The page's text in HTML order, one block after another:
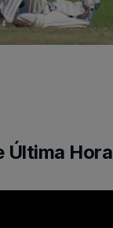
Última Hora